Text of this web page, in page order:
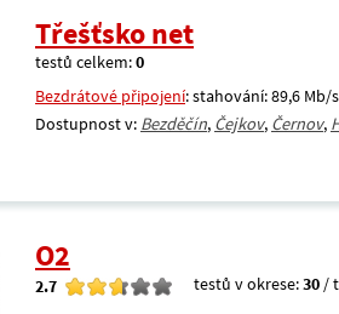
Třešťsko net
testů celkem:0
Bezdrátové připojení: stahování: 89,6 Mb/
Dostupnost v: Bezděčín, Čejkov, Černov,
O2
2.7 testů v okrese:30 /